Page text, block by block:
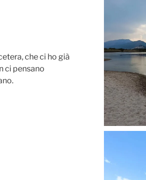
che ci ho già
ci pensano